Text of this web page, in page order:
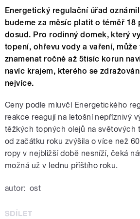
Energetický regulační úřad
budeme za měsíc platit o téměř 18
dosud. Pro rodinný domek, který
topení, ohřevu vody a vaření,
znamenat ročně až 5tisíc korun
navíc krajem, kterého se
nejvíce.
Ceny podle mluvčí Energetického
reakce reagují na letošní nepříznivý
těžkých topných olejů na světových
od začátku roku zvýšila o více než
ropy v nejbližší době nesníží, čeká
možná už v lednu příštího roku.
autor: ost